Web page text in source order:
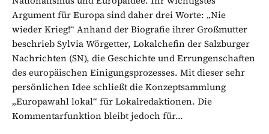
Argument für Europa sind daher drei Worte: „Nie
wieder Krieg!“ Anhand der Biografie ihrer Großmutter
beschrieb Sylvia Wörgetter, Lokalchefin der Salzburger
Nachrichten (SN), die Geschichte und Errungenschaften
des europäischen Einigungsprozesses. Mit dieser sehr
persönlichen Idee schließt die Konzeptsammlung
„Europawahl lokal“ für Lokalredaktionen. Die
Kommentarfunktion bleibt jedoch für...